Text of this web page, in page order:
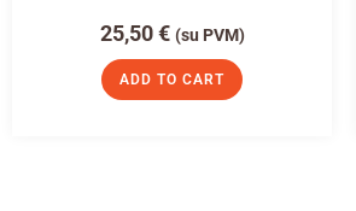
25,50€ (su PVM)
ADD TO CART